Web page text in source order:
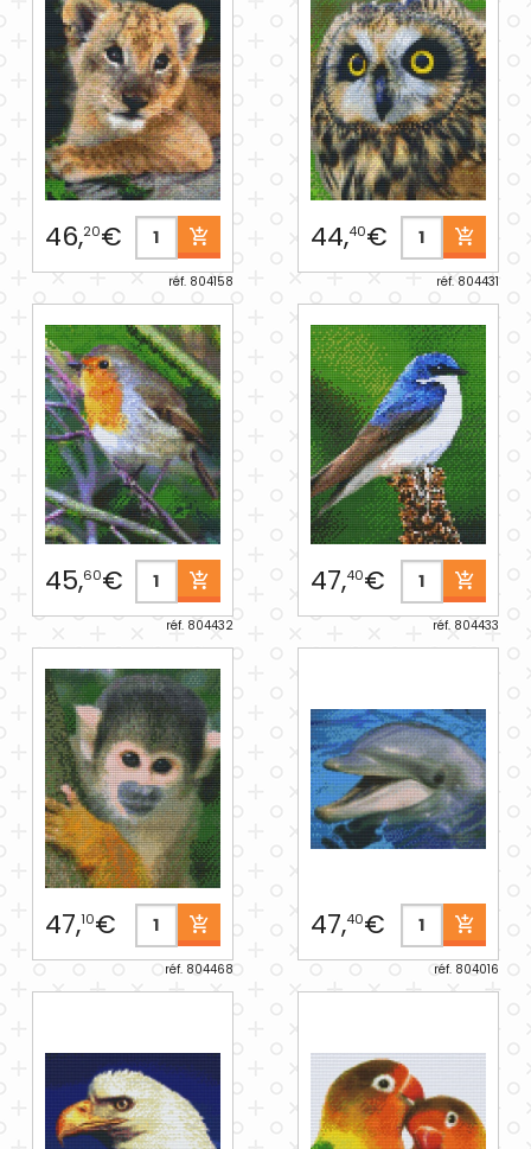
46,20€
réf. 804158
44,40€
réf. 804431
45,60€
réf. 804432
47,40€
réf. 804433
47,10€
réf. 804468
47,40€
réf. 804016